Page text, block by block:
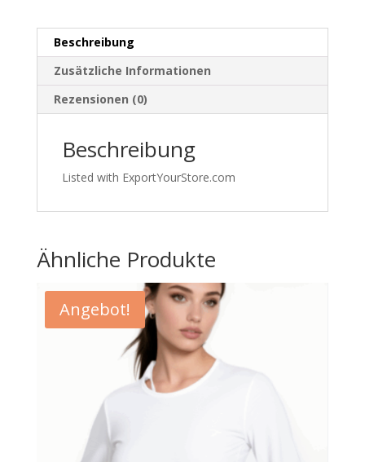
–
Blau
Used
Look
Menge
Beschreibung
Zusätzliche Informationen
Rezensionen (0)
Beschreibung
Listed with ExportYourStore.com
Ähnliche Produkte
Angebot!